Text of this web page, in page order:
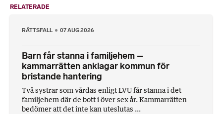
RELATERADE
RÄTTSFALL 07 AUG 2026
Barn får stanna i familjehem –
kammarrätten anklagar kommun för
bristande hantering
Två systrar som vårdas enligt LVU får stanna i det
familjehem där de bott i över sex år. Kammarrätten
bedömer att det inte kan uteslutas ...